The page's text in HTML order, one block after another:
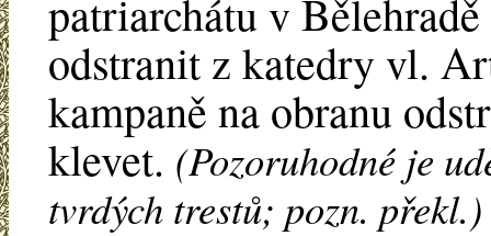
patriarchátu v
odstranit z katedry vl.
kampaně na obranu
klevet. (Pozoruhodné je
tvrdých trestů; pozn.